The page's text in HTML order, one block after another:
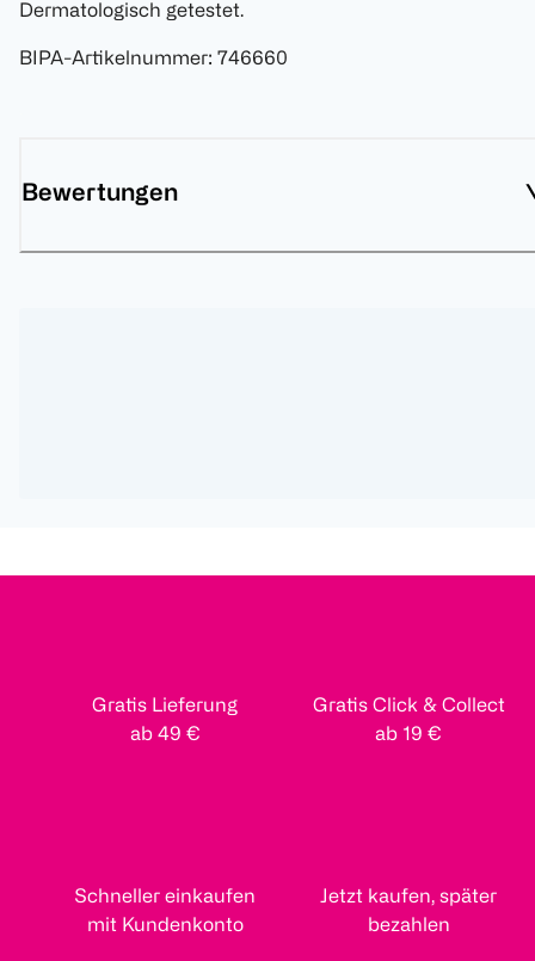
Dermatologisch getestet.
BIPA-Artikelnummer: 746660
Bewertungen
Gratis Lieferung
ab 49 €
Gratis Click & Collect
ab 19 €
Schneller einkaufen
mit Kundenkonto
Jetzt kaufen, später
bezahlen